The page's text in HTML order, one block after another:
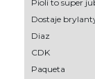
Pioli to super
Dostaje
Diaz
CDK
Paqueta